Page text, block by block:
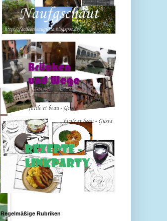
Regelmäßige Rubriken